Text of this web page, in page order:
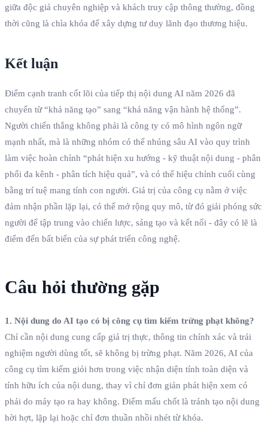
giữa độc giả chuyên nghiệp và khách truy cập thông thường, đồng
thời cũng là chìa khóa để xây dựng tư duy lãnh đạo thương hiệu.
Kết luận
Điểm cạnh tranh cốt lõi của tiếp thị nội dung AI năm 2026 đã
chuyển từ “khả năng tạo” sang “khả năng vận hành hệ thống”.
Người chiến thắng không phải là công ty có mô hình ngôn ngữ
mạnh nhất, mà là những nhóm có thể nhúng sâu AI vào quy trình
làm việc hoàn chỉnh “phát hiện xu hướng - kỹ thuật nội dung - phân
phối đa kênh - phân tích hiệu quả”, và có thể hiệu chỉnh cuối cùng
bằng trí tuệ mang tính con người. Giá trị của công cụ nằm ở việc
đảm nhận phần lặp lại, có thể mở rộng quy mô, từ đó giải phóng sức
người để tập trung vào chiến lược, sáng tạo và kết nối - đây có lẽ là
điểm đến bất biến của sự phát triển công nghệ.
Câu hỏi thường gặp
1. Nội dung do AI tạo có bị công cụ tìm kiếm trừng phạt không?
Chỉ cần nội dung cung cấp giá trị thực, thông tin chính xác và trải
nghiệm người dùng tốt, sẽ không bị trừng phạt. Năm 2026, AI của
công cụ tìm kiếm giỏi hơn trong việc nhận diện tính toàn diện và
tính hữu ích của nội dung, thay vì chỉ đơn giản phát hiện xem có
phải do máy tạo ra hay không. Điểm mấu chốt là tránh tạo nội dung
hời hợt, lặp lại hoặc chỉ đơn thuần nhồi nhét từ khóa.